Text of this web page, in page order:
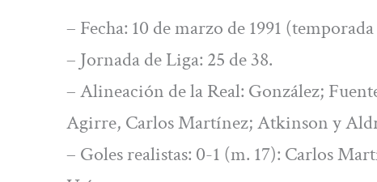
– Fecha: 10 de marzo de 1991
– Jornada de Liga: 25 de 38.
– Alineación de la Real: González;
Agirre, Carlos Martínez; Atkinson y
– Goles realistas: 0-1 (m. 17): Carlos